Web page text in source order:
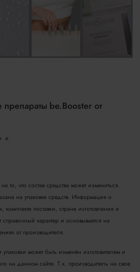
be.Booster от
что состав средства может измениться.
на упаковке средств. Информация о
комплекте поставки, стране изготовления и
характер и основывается на
от производителя.
может быть изменён изготовителем и
на данном сайте. Т.к. производитель на свое